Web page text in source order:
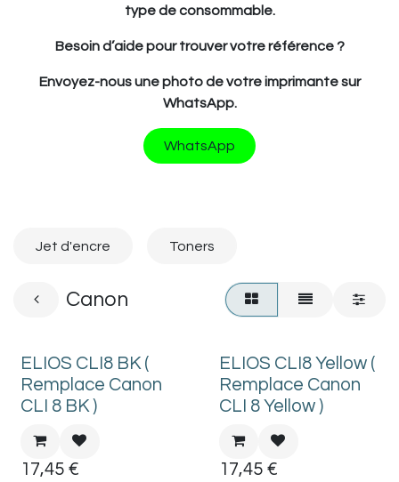
type de consommable.
Besoin d’aide pour trouver votre référence ?
Envoyez-nous une photo de votre imprimante sur
WhatsApp.
WhatsApp
Jet d'encre Toners
Canon
ELIOS CLI8 BK (
Remplace Canon
CLI 8 BK )
17,45 €
ELIOS CLI8 Yellow (
Remplace Canon
CLI 8 Yellow )
17,45€